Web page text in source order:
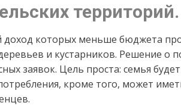
территорий.
доход которых меньше бюджета
и кустарников. Решение о
заявок. Цель проста: семья
кроме того, может